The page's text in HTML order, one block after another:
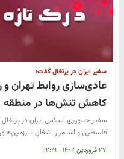
سفیر ایران در پرتغال گفت:
عادی‌سازی روابط تهران
کاهش تنش‌ها در منطقه
سفیر جمهوری اسلامی ایران در
فلسطین و استمرار اشغال
۲۷ فروردین ۱۴۰۲ | ۲۲:۴۱